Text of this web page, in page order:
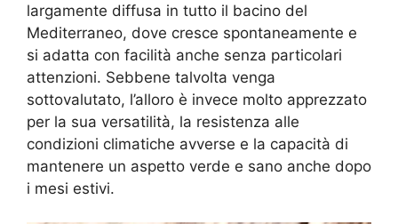
largamente diffusa in tutto il bacino del
Mediterraneo, dove cresce spontaneamente e
si adatta con facilità anche senza particolari
attenzioni. Sebbene talvolta venga
sottovalutato, l’alloro è invece molto apprezzato
per la sua versatilità, la resistenza alle
condizioni climatiche avverse e la capacità di
mantenere un aspetto verde e sano anche dopo
i mesi estivi.